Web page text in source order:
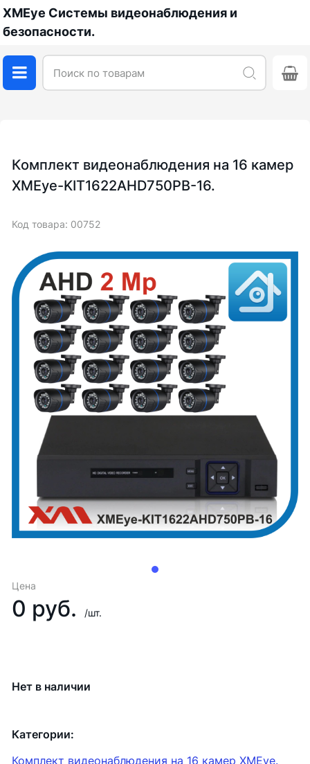
XMEye Системы видеонаблюдения и
безопасности.
Цена
0 руб. /шт.
Комплект видеонаблюдения на 16 камер
XMEye-KIT1622AHD750PB-16.
Код товара: 00752
Категории:
Комплект видеонаблюдения на 16 камер XMEye.
Нет в наличии